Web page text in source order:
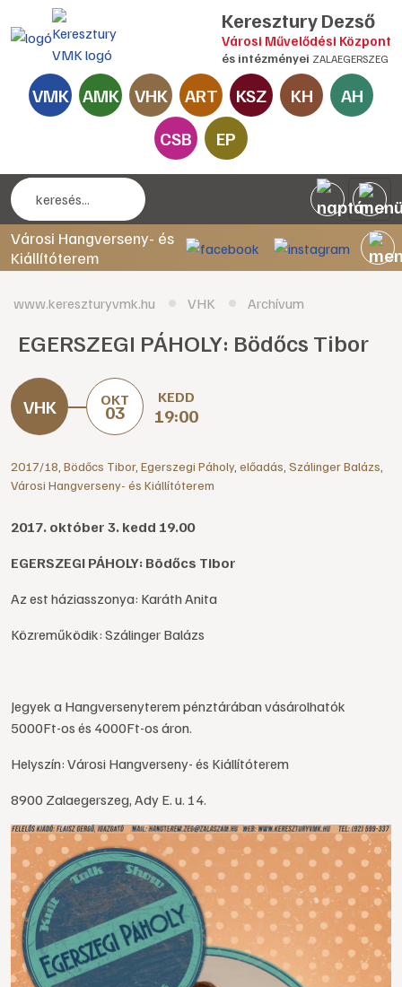
Keresztury Dezső
Városi Művelődési Központ
és intézményei ZALAEGERSZEG
VMK AMK VHK ART KSZ KH
AH
CSB
EP
Városi Hangverseny- és
Kiállítóterem
www.kereszturyvmk.hu VHK Archívum
EGERSZEGI PÁHOLY: Bödőcs Tibor
OKT
03
KEDD
19:00
2017/18 Bödőcs Tibor, Egerszegi Páholy, előadás Szálinger Balázs
Városi Hangverseny- és Kiállítóterem
2017. október 3. kedd 19.00
EGERSZEGI PÁHOLY: Bödőcs Tibor
Az est háziasszonya: Karáth Anita
Közreműködik: Szálinger Balázs
Jegyek a Hangversenyterem pénztárában vásárolhatók
5000Ft-os és 4000Ft-os áron.
Helyszín: Városi Hangverseny- és Kiállítóterem
8900 Zalaegerszeg, Ady E. u. 14.